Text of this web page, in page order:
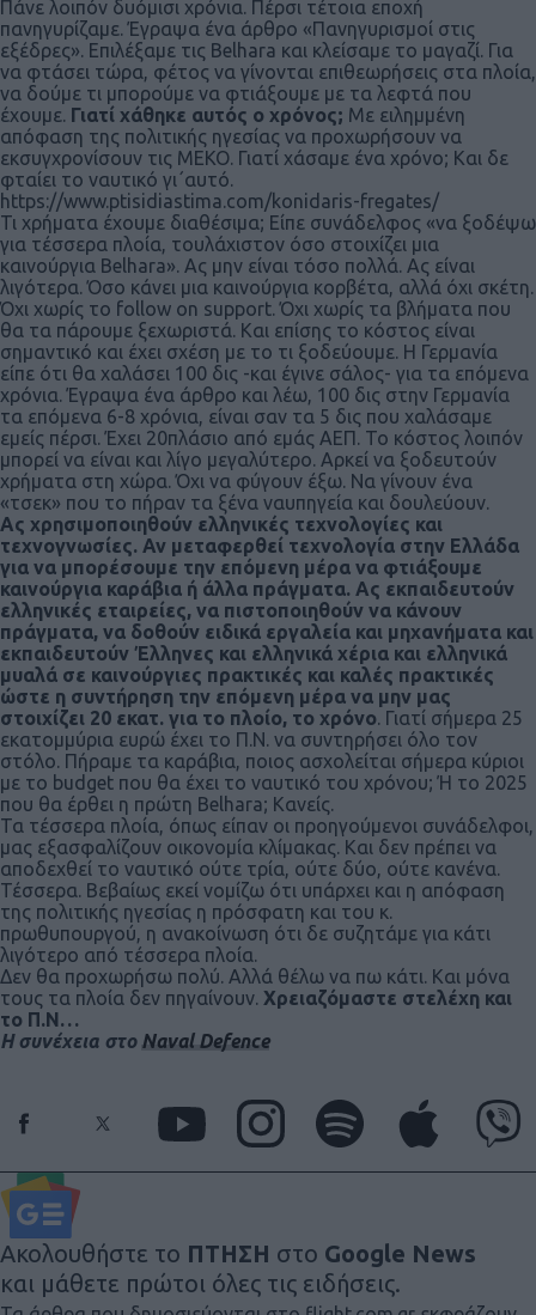
Πάνε λοιπόν δυόμισι χρόνια. Πέρσι τέτοια εποχή
πανηγυρίζαμε. Έγραψα ένα άρθρο «Πανηγυρισμοί στις
εξέδρες». Επιλέξαμε τις Belhara και κλείσαμε το μαγαζί. Για
να φτάσει τώρα, φέτος να γίνονται επιθεωρήσεις στα πλοία,
να δούμε τι μπορούμε να φτιάξουμε με τα λεφτά που
έχουμε. Γιατί χάθηκε αυτός ο χρόνος; Με ειλημμένη
απόφαση της πολιτικής ηγεσίας να προχωρήσουν να
εκσυγχρονίσουν τις ΜΕΚΟ. Γιατί χάσαμε ένα χρόνο; Και δε
φταίει το ναυτικό γι΄αυτό.
https://www.ptisidiastima.com/konidaris-fregates/
Τι χρήματα έχουμε διαθέσιμα; Είπε συνάδελφος «να ξοδέψω
για τέσσερα πλοία, τουλάχιστον όσο στοιχίζει μια
καινούργια Belhara». Ας μην είναι τόσο πολλά. Ας είναι
λιγότερα. Όσο κάνει μια καινούργια κορβέτα, αλλά όχι σκέτη.
Όχι χωρίς το follow on support. Όχι χωρίς τα βλήματα που
θα τα πάρουμε ξεχωριστά. Και επίσης το κόστος είναι
σημαντικό και έχει σχέση με το τι ξοδεύουμε. Η Γερμανία
είπε ότι θα χαλάσει 100 δις -και έγινε σάλος- για τα επόμενα
χρόνια. Έγραψα ένα άρθρο και λέω, 100 δις στην Γερμανία
τα επόμενα 6-8 χρόνια, είναι σαν τα 5 δις που χαλάσαμε
εμείς πέρσι. Έχει 20πλάσιο από εμάς ΑΕΠ. Το κόστος λοιπόν
μπορεί να είναι και λίγο μεγαλύτερο. Αρκεί να ξοδευτούν
χρήματα στη χώρα. Όχι να φύγουν έξω. Να γίνουν ένα
«τσεκ» που το πήραν τα ξένα ναυπηγεία και δουλεύουν.
Ας χρησιμοποιηθούν ελληνικές τεχνολογίες και
τεχνογνωσίες. Αν μεταφερθεί τεχνολογία στην Ελλάδα
για να μπορέσουμε την επόμενη μέρα να φτιάξουμε
καινούργια καράβια ή άλλα πράγματα. Ας εκπαιδευτούν
ελληνικές εταιρείες, να πιστοποιηθούν να κάνουν
πράγματα, να δοθούν ειδικά εργαλεία και μηχανήματα και
εκπαιδευτούν Έλληνες και ελληνικά χέρια και ελληνικά
μυαλά σε καινούργιες πρακτικές και καλές πρακτικές
ώστε η συντήρηση την επόμενη μέρα να μην μας
στοιχίζει 20 εκατ. για το πλοίο, το χρόνο. Γιατί σήμερα 25
εκατομμύρια ευρώ έχει το Π.Ν. να συντηρήσει όλο τον
στόλο. Πήραμε τα καράβια, ποιος ασχολείται σήμερα κύριοι
με το budget που θα έχει το ναυτικό του χρόνου; Ή το 2025
που θα έρθει η πρώτη Belhara; Κανείς.
Τα τέσσερα πλοία, όπως είπαν οι προηγούμενοι συνάδελφοι,
μας εξασφαλίζουν οικονομία κλίμακας. Και δεν πρέπει να
αποδεχθεί το ναυτικό ούτε τρία, ούτε δύο, ούτε κανένα.
Τέσσερα. Βεβαίως εκεί νομίζω ότι υπάρχει και η απόφαση
της πολιτικής ηγεσίας η πρόσφατη και του κ.
πρωθυπουργού, η ανακοίνωση ότι δε συζητάμε για κάτι
λιγότερο από τέσσερα πλοία.
Δεν θα προχωρήσω πολύ. Αλλά θέλω να πω κάτι. Και μόνα
τους τα πλοία δεν πηγαίνουν. Χρειαζόμαστε στελέχη και
το Π.Ν…
Η συνέχεια στο Naval Defence
Ακολουθήστε το ΠΤΗΣΗ στο Google News
και μάθετε πρώτοι όλες τις ειδήσεις.